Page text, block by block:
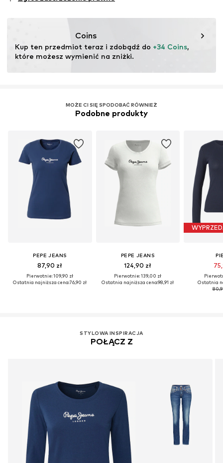
núm. 403-405
ariadna.peris@awwg.com
Coins
Kup ten przedmiot teraz i zdobądź do +34 Coins,
które możesz wymienić na zniżki.
MOŻE CI SIĘ SPODOBAĆ RÓWNIEŻ
Podobne produkty
PEPE JEANS
87,90 zł
Pierwotnie: 109,90 zł
Ostatnia najniższa cena:76,90 zł
PEPE JEANS
124,90 zł
Pierwotnie: 139,00 zł
Ostatnia najniższa cena:98,91 zł
Ostatnia
STYLOWA INSPIRACJA
POŁĄCZ Z